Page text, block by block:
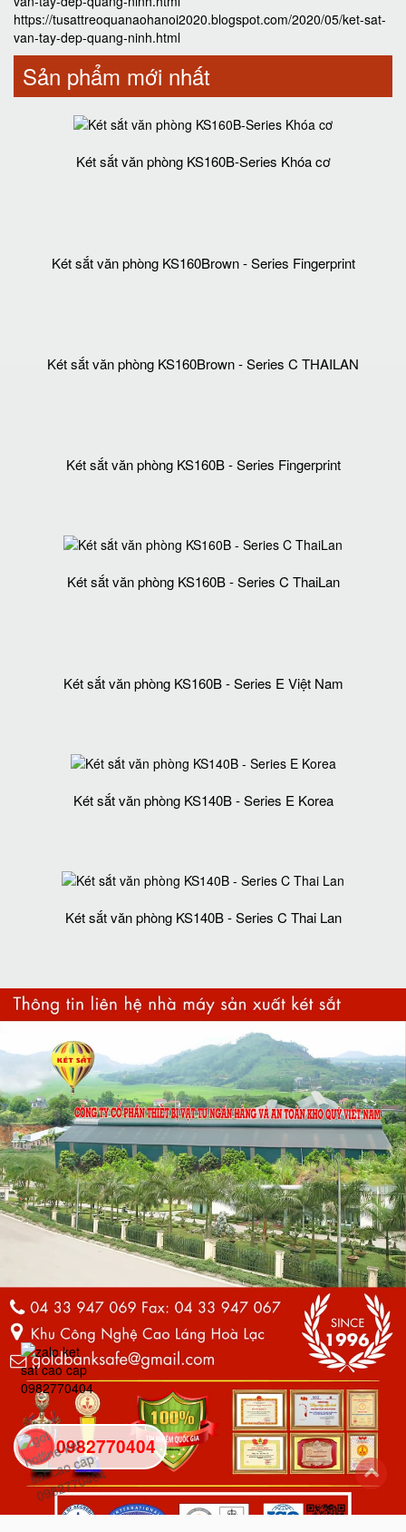
https://tusattreoquanaohanoi2020.blogspot.com/2020/05/ket-sat-
van-tay-dep-quang-ninh.html
Sản phẩm mới nhất
Két sắt văn phòng KS160B-Series Khóa cơ
Két sắt văn phòng KS160Brown - Series Fingerprint
Két sắt văn phòng KS160Brown - Series C THAILAN
Két sắt văn phòng KS160B - Series Fingerprint
Két sắt văn phòng KS160B - Series C ThaiLan
Két sắt văn phòng KS160B - Series E Việt Nam
Két sắt văn phòng KS140B - Series E Korea
Két sắt văn phòng KS140B - Series C Thai Lan
0982770404